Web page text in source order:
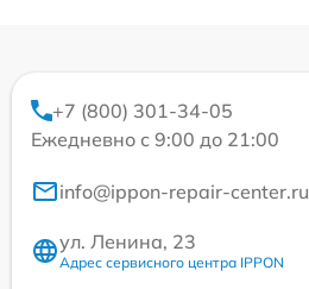
+7 (800) 301-34-05
Ежедневно с 9:00 до 21:00
info@ippon-repair-center.ru
ул. Ленина, 23
Адрес сервисного центра IPPON